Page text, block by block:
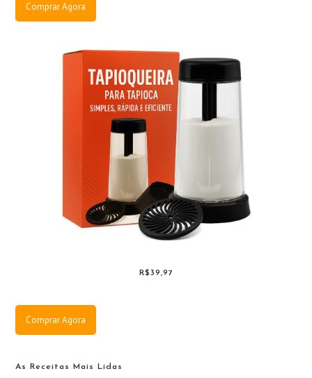
Comprar Agora
R$39,97
Comprar Agora
As Receitas Mais Lidas